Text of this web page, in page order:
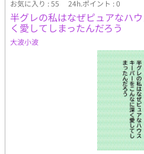
お気に入り : 55 24h.ポイント : 0
半グレの私はなぜピュアなハ
く愛してしまったんだろう
大波小波